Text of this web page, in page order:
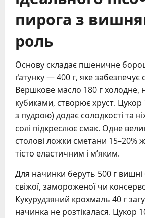
пирога з
роль
Основу складає пшеничне
ґатунку — 400 г, яке забезпечує
Вершкове масло 180 г холодне,
кубиками, створює хруст. Цукор
з пудрою) додає солодкості та
солі підкреслює смак. Одне
столові ложки сметани 15–20%
тісто еластичним і м’яким.
Для начинки беруть 500 г вишні
свіжої, замороженої чи
Кукурудзяний крохмаль 40 г
начинка не розтікалася. Цукор